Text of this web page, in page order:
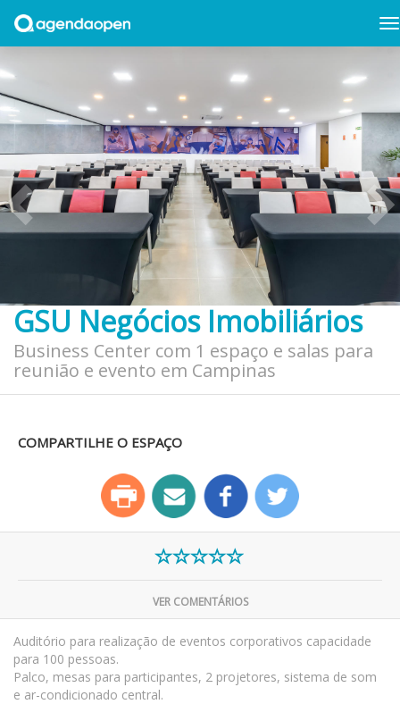
GSU Negócios Imobiliários
Business Center com 1 espaço e salas para
reunião e evento em Campinas
COMPARTILHE O ESPAÇO
VER COMENTÁRIOS
Auditório para realização de eventos corporativos capacidade
para 100 pessoas.
Palco, mesas para participantes, 2 projetores, sistema de som
e ar-condicionado central.